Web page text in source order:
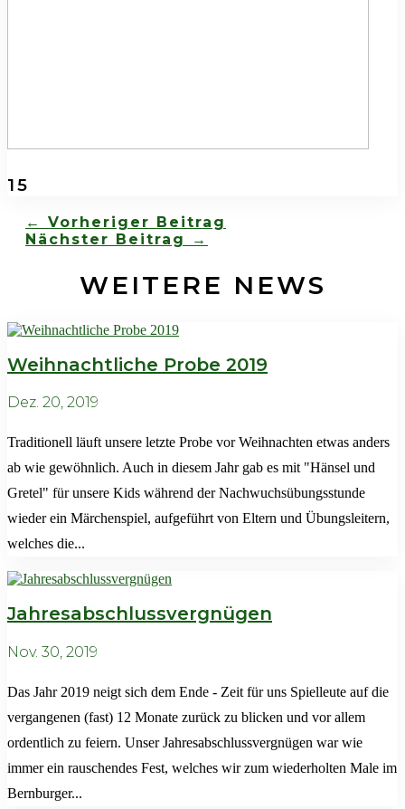
15
← Vorheriger Beitrag
Nächster Beitrag
→
WEITERE NEWS
Weihnachtliche Probe 2019
Dez. 20, 2019
Traditionell läuft unsere letzte Probe vor Weihnachten etwas anders
ab wie gewöhnlich. Auch in diesem Jahr gab es mit "Hänsel und
Gretel" für unsere Kids während der Nachwuchsübungsstunde
wieder ein Märchenspiel, aufgeführt von Eltern und Übungsleitern,
welches die...
Jahresabschlussvergnügen
Nov. 30, 2019
Das Jahr 2019 neigt sich dem Ende - Zeit für uns Spielleute auf die
vergangenen (fast) 12 Monate zurück zu blicken und vor allem
ordentlich zu feiern. Unser Jahresabschlussvergnügen war wie
immer ein rauschendes Fest, welches wir zum wiederholten Male im
Bernburger...